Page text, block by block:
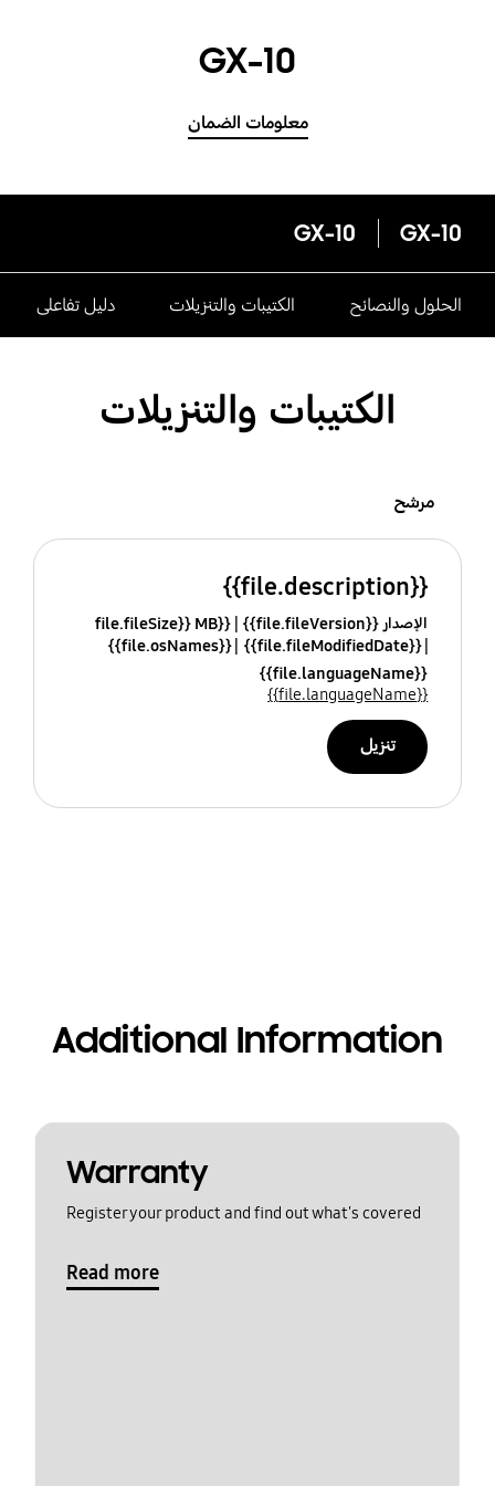
GX-10
معلومات الضمان
GX-10
GX-10
الحلول والنصائح الكتيبات والتنزيلات دليل تفاعلى
الكتيبات والتنزيلات
مرشح
{{file.description}}
الإصدار {{file.fileVersion}}
{{file.fileSize}} MB
{{file.fileModifiedDate}}
{{file.osNames}}
{{file.languageName}}
{{file.languageName}}
تنزيل
Additional Information
Warranty
Register your product and find out what's covered
Read more